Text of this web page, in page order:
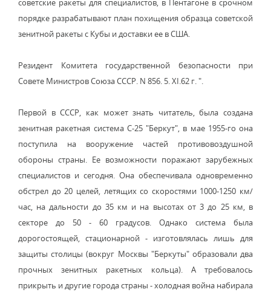
советские ракеты для специалистов, в Пентагоне в срочном
порядке разрабатывают план похищения образца советской
зенитной ракеты с Кубы и доставки ее в США.
Резидент Комитета государственной безопасности при
Совете Министров Союза СССР. N 856. 5. XI.62 г. ".
Первой в СССР, как может знать читатель, была создана
зенитная ракетная система С-25 "Беркут", в мае 1955-го она
поступила на вооружение частей противовоздушной
обороны страны. Ее возможности поражают зарубежных
специалистов и сегодня. Она обеспечивала одновременно
обстрел до 20 целей, летящих со скоростями 1000-1250 км/
час, на дальности до 35 км и на высотах от 3 до 25 км, в
секторе до 50 - 60 градусов. Однако система была
дорогостоящей, стационарной - изготовлялась лишь для
защиты столицы (вокруг Москвы "Беркуты" образовали два
прочных зенитных ракетных кольца). А требовалось
прикрыть и другие города страны - холодная война набирала